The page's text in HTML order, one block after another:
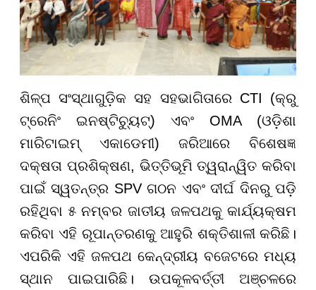
ଶିଳ୍ପ ସଂସ୍ଥାଗୁଡ଼ିକ ସହ ସହଭାଗିତାରେ CTI (କ୍ରୁ
ଟ୍ରେନିଂ ଇନଷ୍ଟିଚ୍ୟୁଟ୍) ଏବଂ OMA (ଓଡ଼ିଶା
ମାରିଟାଇମ୍ ଏକାଡେମୀ) ଜରିଆରେ ବିଶେଷଜ୍ଞ
ଦକ୍ଷତା ପ୍ରଶିକ୍ଷଣ, ଭିତ୍ତିଭୂମି ତ୍ୱରାନ୍ୱିତ କରିବା
ପାଇଁ ସ୍ୱତନ୍ତ୍ର SPV ଗଠନ ଏବଂ ଦୀର୍ଘ ଦିନରୁ ପଡ଼ି
ରହିଥିବା ୫ ନମ୍ବର ଜାତୀୟ ଜଳପଥକୁ କାର୍ଯ୍ୟକ୍ଷମ
କରିବା ଏହି ରୂପାନ୍ତରଣକୁ ଆହୁରି ଶକ୍ତିଶାଳୀ କରିଛି।
ଏପରିକି ଏହି ଜଳପଥ କେନ୍ଦ୍ରୀୟ ବଜେଟରେ ମଧ୍ୟ
ସ୍ଥାନ ପାଇପାରିଛି। ଉପକୂଳବର୍ତ୍ତୀ ଅଞ୍ଚଳରେ